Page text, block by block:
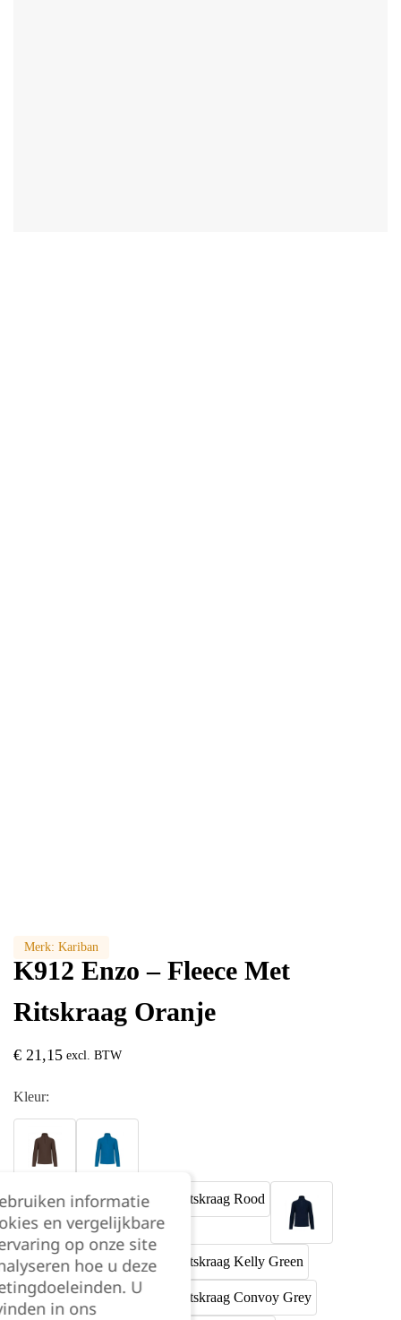
Merk: Kariban
K912 Enzo – Fleece Met
Ritskraag Oranje
€ 21,15 excl. BTW
Kleur:
informatie
en vergelijkbare
op onze site
hoe u deze
U
in ons